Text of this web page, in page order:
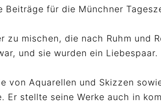
für die Münchner
mischen, die nach Ruhm und
und sie wurden ein
von Aquarellen und Skizzen
stellte seine Werke auch in